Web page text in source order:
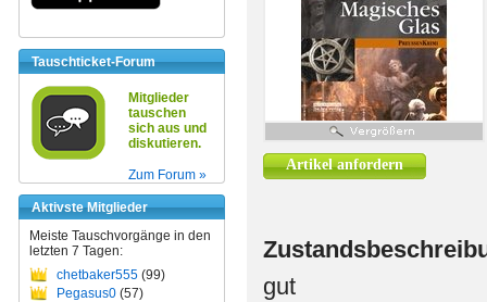
Tauschticket-Forum
Mitglieder
tauschen
sich aus und
diskutieren.
Zum Forum »
Aktivste Mitglieder
Meiste Tauschvorgänge in den
letzten 7 Tagen:
chetbaker555 (99)
Pegasus0 (57)
Artikel anfordern
gut